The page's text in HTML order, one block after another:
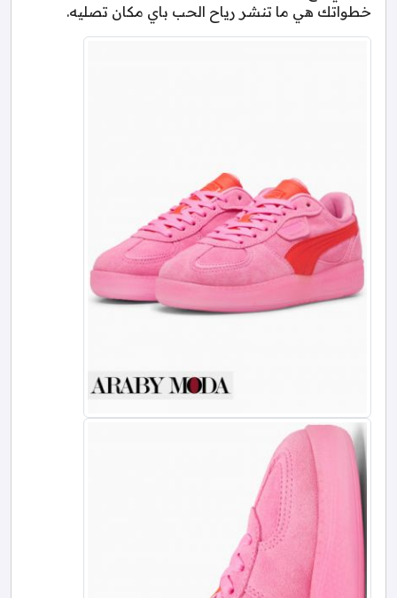
خطواتك هي ما تنشر رياح الحب باي مكان تصليه.